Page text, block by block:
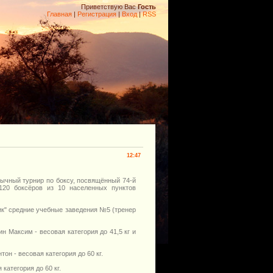
Приветствую Вас Гость
Главная | Регистрация | Вход|RSS
12:47
турнир по боксу, посвящённый 74-й
боксёров из 10 населенных пунктов
средние учебные заведения №5 (тренер
Максим - весовая категория до 41,5 кг и
- весовая категория до 60 кг.
до 60 кг.